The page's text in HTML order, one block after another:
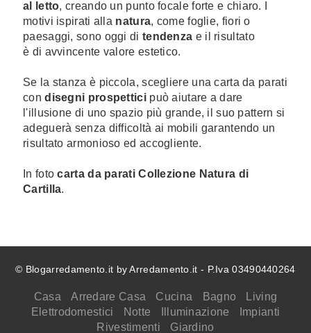
al letto, creando un punto focale forte e chiaro. I
motivi ispirati alla natura, come foglie, fiori o
paesaggi, sono oggi di tendenza e il risultato
è di avvincente valore estetico.
Se la stanza è piccola, scegliere una carta da parati
condisegni prospetticipuò aiutare a dare
l'illusione di uno spazio più grande, il suo pattern si
adeguerà senza difficoltà ai mobili garantendo un
risultato armonioso ed accogliente.
In fotocarta da parati Collezione Natura di
Cartilla.
© Blogarredamento.it by Arredamento.it - P.Iva 03490440264
Casa Arredare Casa Cucina Bagno
Living
Elettrodomestici
Notte Illuminazione
Impianti
Rivestimenti
Giardino